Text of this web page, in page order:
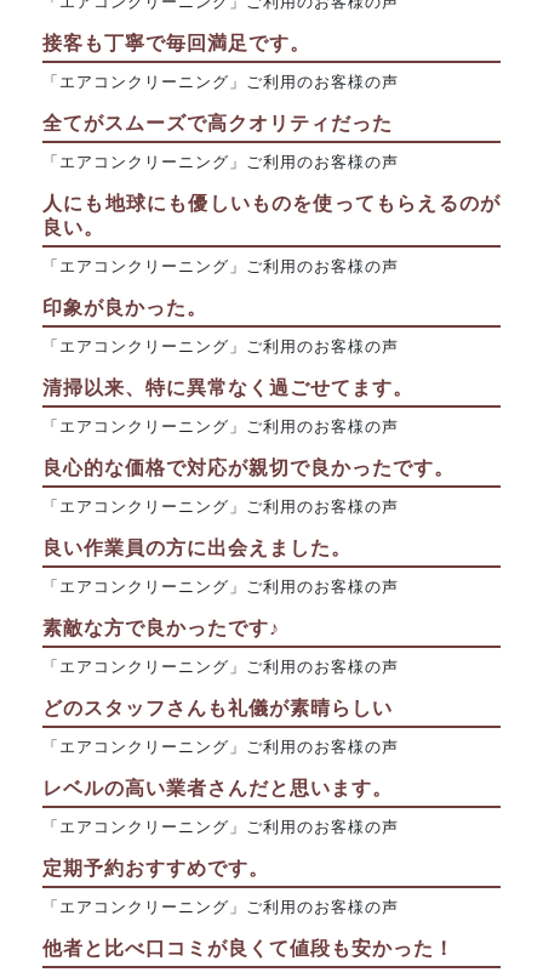
接客も丁寧で毎回満足です。
「エアコンクリーニング」ご利用のお客様の声
全てがスムーズで高クオリティだった
「エアコンクリーニング」ご利用のお客様の声
人にも地球にも優しいものを使ってもらえるのが
良い。
「エアコンクリーニング」ご利用のお客様の声
印象が良かった。
「エアコンクリーニング」ご利用のお客様の声
清掃以来、特に異常なく過ごせてます。
「エアコンクリーニング」ご利用のお客様の声
良心的な価格で対応が親切で良かったです。
「エアコンクリーニング」ご利用のお客様の声
良い作業員の方に出会えました。
「エアコンクリーニング」ご利用のお客様の声
素敵な方で良かったです♪
「エアコンクリーニング」ご利用のお客様の声
どのスタッフさんも礼儀が素晴らしい
「エアコンクリーニング」ご利用のお客様の声
レベルの高い業者さんだと思います。
「エアコンクリーニング」ご利用のお客様の声
定期予約おすすめです。
「エアコンクリーニング」ご利用のお客様の声
他者と比べ口コミが良くて値段も安かった！